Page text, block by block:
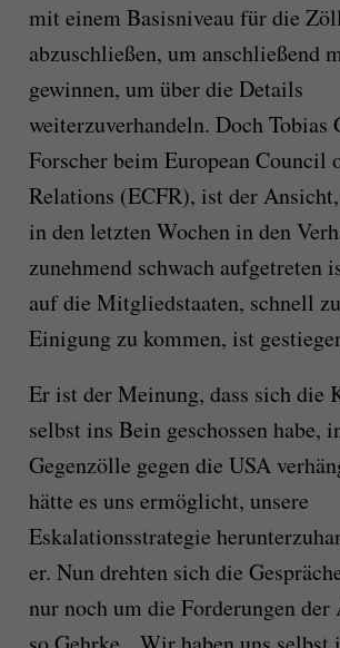
mit einem Basisniveau für die
abzuschließen, um anschließend
gewinnen, um über die Details
weiterzuverhandeln. Doch Tobias
Forscher beim European Council
Relations (ECFR), ist der
in den letzten Wochen in den
zunehmend schwach aufgetreten
auf die Mitgliedstaaten, schnell
Einigung zu kommen, ist
Er ist der Meinung, dass sich die
selbst ins Bein geschossen habe,
Gegenzölle gegen die USA
hätte es uns ermöglicht, unsere
Eskalationsstrategie
er. Nun drehten sich die
nur noch um die Forderungen der